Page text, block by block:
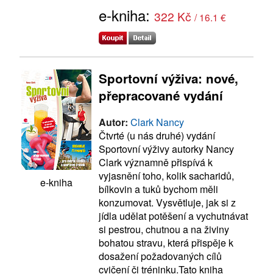
e-kniha: 322 Kč / 16.1 €
e-kniha
Sportovní výživa: nové,
přepracované vydání
Autor: Clark Nancy
Čtvrté (u nás druhé) vydání
Sportovní výživy autorky Nancy
Clark významně přispívá k
vyjasnění toho, kolik sacharidů,
bílkovin a tuků bychom měli
konzumovat. Vysvětluje, jak si z
jídla udělat potěšení a vychutnávat
si pestrou, chutnou a na živiny
bohatou stravu, která přispěje k
dosažení požadovaných cílů
cvičení či tréninku.Tato kniha